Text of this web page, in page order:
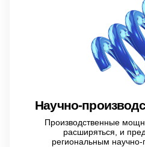
Научно-
Производственные
расширяться, и
региональным